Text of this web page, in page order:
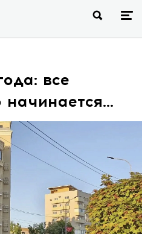
все
начинается…